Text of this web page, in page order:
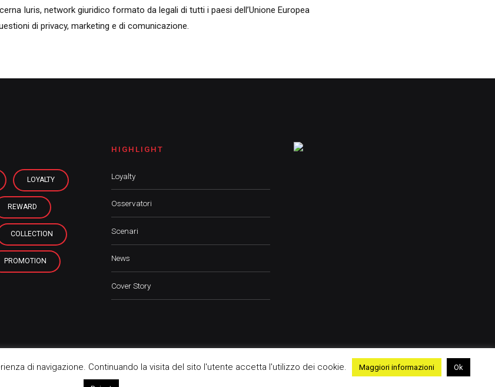
Iuris, network giuridico formato da legali di tutti i paesi dell’Unione Europea
di privacy, marketing e di comunicazione.
LOYALTY
REWARD
COLLECTION
PROMOTION
HIGHLIGHT
Loyalty
Osservatori
Scenari
News
Cover Story
di navigazione. Continuando la visita del sito l'utente accetta l'utilizzo dei cookie. Maggiori informazioni Ok